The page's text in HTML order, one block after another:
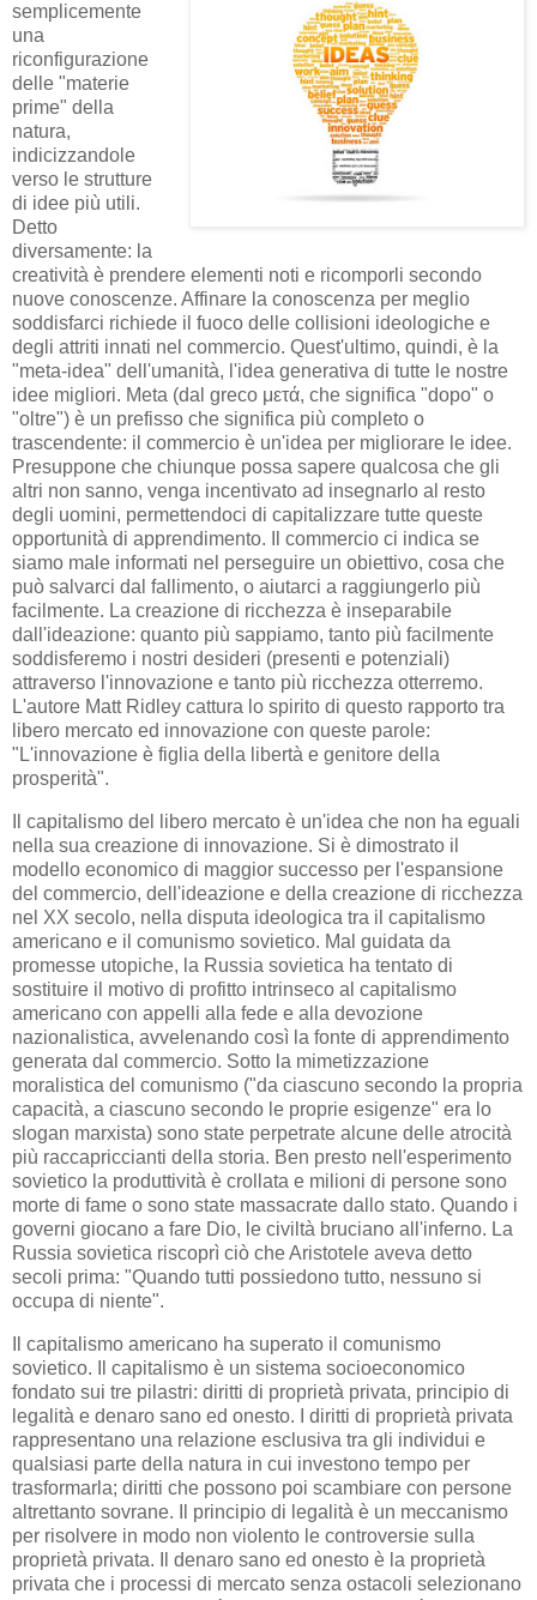
semplicemente
una
riconfigurazione
delle "materie
prime" della
natura,
indicizzandole
verso le strutture
di idee più utili.
Detto
diversamente: la
creatività è prendere elementi noti e ricomporli secondo
nuove conoscenze. Affinare la conoscenza per meglio
soddisfarci richiede il fuoco delle collisioni ideologiche e
degli attriti innati nel commercio. Quest'ultimo, quindi, è la
"meta-idea" dell'umanità, l'idea generativa di tutte le nostre
idee migliori. Meta (dal greco μετά, che significa "dopo" o
"oltre") è un prefisso che significa più completo o
trascendente: il commercio è un'idea per migliorare le idee.
Presuppone che chiunque possa sapere qualcosa che gli
altri non sanno, venga incentivato ad insegnarlo al resto
degli uomini, permettendoci di capitalizzare tutte queste
opportunità di apprendimento. Il commercio ci indica se
siamo male informati nel perseguire un obiettivo, cosa che
può salvarci dal fallimento, o aiutarci a raggiungerlo più
facilmente. La creazione di ricchezza è inseparabile
dall'ideazione: quanto più sappiamo, tanto più facilmente
soddisferemo i nostri desideri (presenti e potenziali)
attraverso l'innovazione e tanto più ricchezza otterremo.
L'autore Matt Ridley cattura lo spirito di questo rapporto tra
libero mercato ed innovazione con queste parole:
"L'innovazione è figlia della libertà e genitore della
prosperità".
Il capitalismo del libero mercato è un'idea che non ha eguali
nella sua creazione di innovazione. Si è dimostrato il
modello economico di maggior successo per l'espansione
del commercio, dell'ideazione e della creazione di ricchezza
nel XX secolo, nella disputa ideologica tra il capitalismo
americano e il comunismo sovietico. Mal guidata da
promesse utopiche, la Russia sovietica ha tentato di
sostituire il motivo di profitto intrinseco al capitalismo
americano con appelli alla fede e alla devozione
nazionalistica, avvelenando così la fonte di apprendimento
generata dal commercio. Sotto la mimetizzazione
moralistica del comunismo ("da ciascuno secondo la propria
capacità, a ciascuno secondo le proprie esigenze" era lo
slogan marxista) sono state perpetrate alcune delle atrocità
più raccapriccianti della storia. Ben presto nell'esperimento
sovietico la produttività è crollata e milioni di persone sono
morte di fame o sono state massacrate dallo stato. Quando i
governi giocano a fare Dio, le civiltà bruciano all'inferno. La
Russia sovietica riscoprì ciò che Aristotele aveva detto
secoli prima: "Quando tutti possiedono tutto, nessuno si
occupa di niente".
Il capitalismo americano ha superato il comunismo
sovietico. Il capitalismo è un sistema socioeconomico
fondato sui tre pilastri: diritti di proprietà privata, principio di
legalità e denaro sano ed onesto. I diritti di proprietà privata
rappresentano una relazione esclusiva tra gli individui e
qualsiasi parte della natura in cui investono tempo per
trasformarla; diritti che possono poi scambiare con persone
altrettanto sovrane. Il principio di legalità è un meccanismo
per risolvere in modo non violento le controversie sulla
proprietà privata. Il denaro sano ed onesto è la proprietà
privata che i processi di mercato senza ostacoli selezionano